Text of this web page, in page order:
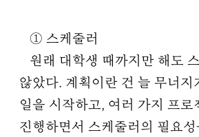
① 스케줄러
원래 대학생 때까지만 해도
않았다. 계획이란 건 늘 무너지
일을 시작하고, 여러 가지 프로
진행하면서 스케줄러의 필요